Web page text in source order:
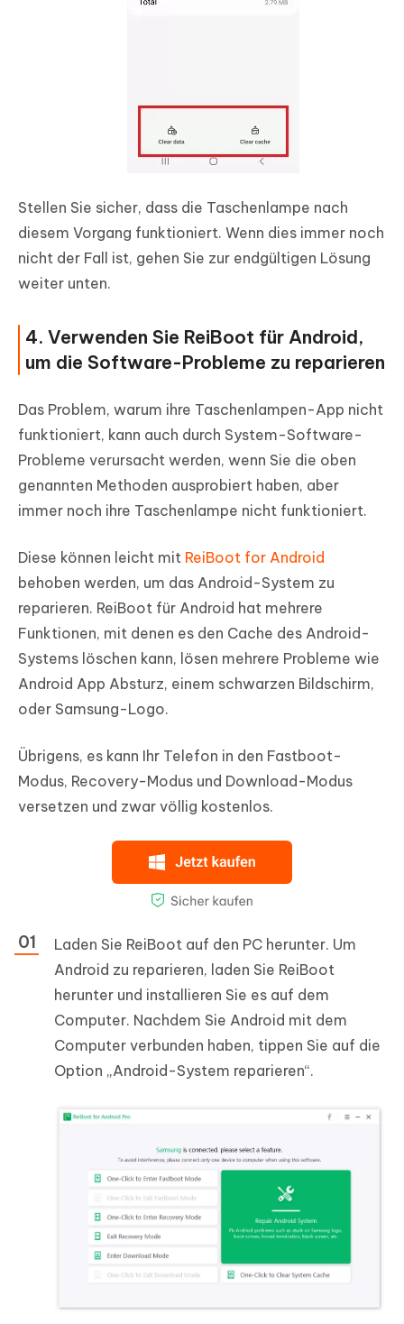
Stellen Sie sicher, dass die Taschenlampe nach
diesem Vorgang funktioniert. Wenn dies immer noch
nicht der Fall ist, gehen Sie zur endgültigen Lösung
weiter unten.
4. Verwenden Sie ReiBoot für Android,
um die Software-Probleme zu reparieren
Das Problem, warum ihre Taschenlampen-App nicht
funktioniert, kann auch durch System-Software-
Probleme verursacht werden, wenn Sie die oben
genannten Methoden ausprobiert haben, aber
immer noch ihre Taschenlampe nicht funktioniert.
Diese können leicht mit ReiBoot for Android
behoben werden, um das Android-System zu
reparieren. ReiBoot für Android hat mehrere
Funktionen, mit denen es den Cache des Android-
Systems löschen kann, lösen mehrere Probleme wie
Android App Absturz, einem schwarzen Bildschirm,
oder Samsung-Logo.
Übrigens, es kann Ihr Telefon in den Fastboot-
Modus, Recovery-Modus und Download-Modus
versetzen und zwar völlig kostenlos.
Laden Sie ReiBoot auf den PC herunter. Um
Android zu reparieren, laden Sie ReiBoot
herunter und installieren Sie es auf dem
Computer. Nachdem Sie Android mit dem
Computer verbunden haben, tippen Sie auf die
Option „Android-System reparieren“.